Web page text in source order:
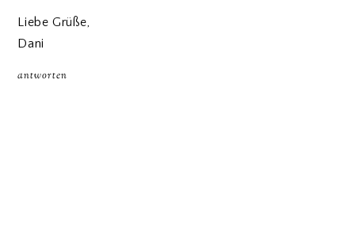
Liebe Grüße,
Dani
antworten